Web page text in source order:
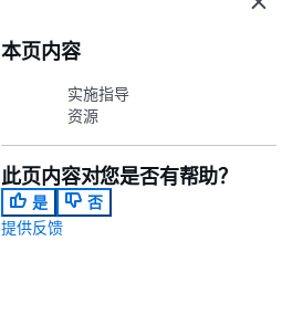
本页内容
实施指导
资源
此页内容对您是否有帮助？
是
否
提供反馈